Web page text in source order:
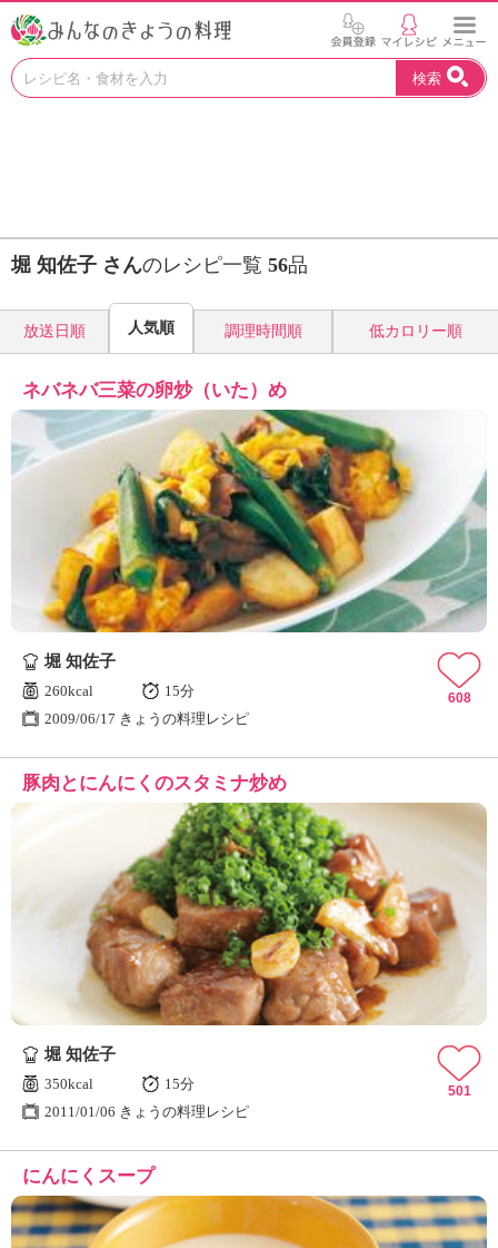
お
見
つ
よ
う
N
H
K
エ
デ
ュ
ケ
ー
シ
ョ
ナ
ん
の
き
ょ
う
の
料
理
」
検索
堀 知佐子 さんのレシピ一覧 56品
放送日順 人気順 調理時間順 低カロリー順
ネバネバ三菜の卵炒（いた）め
堀 知佐子
260kcal
15分
2009/06/17 きょうの料理レシピ
608
豚肉とにんにくのスタミナ炒め
堀 知佐子
350kcal
15分
2011/01/06 きょうの料理レシピ
501
にんにくスープ